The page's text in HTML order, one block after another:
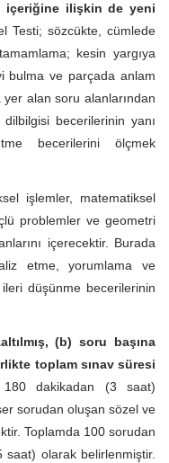
içeriğine ilişkin de yeni
Testi; sözcükte, cümlede
kesin yargıya
bulma ve parçada anlam
alan soru alanlarından
becerilerinin yanı
becerilerini ölçmek
işlemler, matematiksel
problemler ve geometri
içerecektir. Burada
etme, yorumlama ve
düşünme becerilerinin
(b) soru başına
toplam sınav süresi
dakikadan (3 saat)
sorudan oluşan sözel ve
Toplamda 100 sorudan
saat) olarak belirlenmiştir.